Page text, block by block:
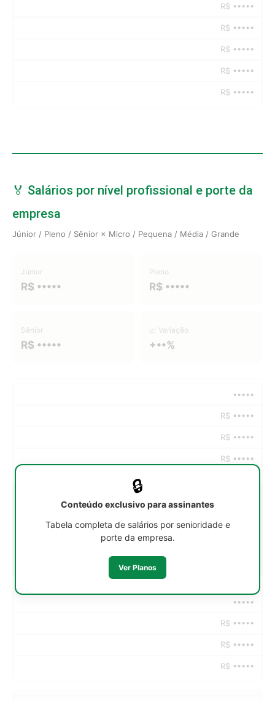
R$ •••••
R$ •••••
R$ •••••
R$ •••••
R$ •••••
🏅 Salários por nível profissional e porte da
empresa
Júnior / Pleno / Sênior × Micro / Pequena / Média / Grande
Júnior
R$ •••••
Pleno
R$ •••••
Sênior
R$ •••••
📈 Variação
+••%
•••••
R$ •••••
R$ •••••
R$ •••••
•••••
R$ •••••
R$ •••••
R$ •••••
🔒
Conteúdo exclusivo para assinantes
Tabela completa de salários por senioridade e
porte da empresa.
Ver Planos